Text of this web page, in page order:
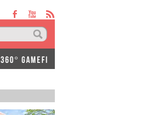
360° GAMEFI